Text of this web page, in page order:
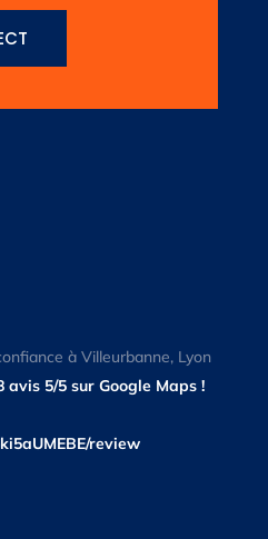
à Villeurbanne, Lyon
avis 5/5 sur Google Maps !
review